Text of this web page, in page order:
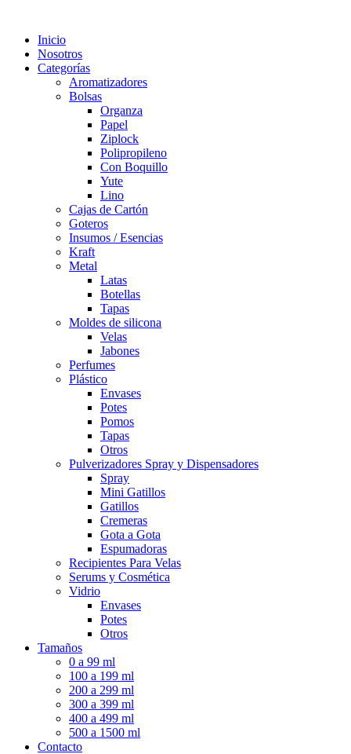
Inicio
Nosotros
Categorías
Aromatizadores
Bolsas
Organza
Papel
Ziplock
Polipropileno
Con Boquillo
Yute
Lino
Cajas de Cartón
Goteros
Insumos / Esencias
Kraft
Metal
Latas
Botellas
Tapas
Moldes de silicona
Velas
Jabones
Perfumes
Plástico
Envases
Potes
Pomos
Tapas
Otros
Pulverizadores Spray y Dispensadores
Spray
Mini Gatillos
Gatillos
Cremeras
Gota a Gota
Espumadoras
Recipientes Para Velas
Serums y Cosmética
Vidrio
Envases
Potes
Otros
Tamaños
0 a 99 ml
100 a 199 ml
200 a 299 ml
300 a 399 ml
400 a 499 ml
500 a 1500 ml
Contacto